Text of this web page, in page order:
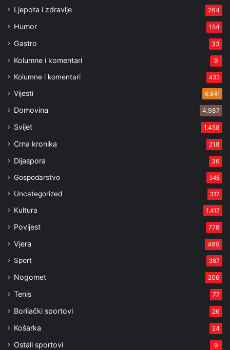
Ljepota i zdravlje 264
Humor 154
Gastro 33
Kolumne i komentari 9
Kolumne i komentari 433
Vijesti 6.841
Domovina 4.987
Svijet 1.458
Crna kronika 218
Dijaspora 36
Gospodarstvo 348
Uncategorized 317
Kultura 1.417
Povijest 778
Vjera 489
Sport 387
Nogomet 206
Tenis 77
Borilački sportovi 26
Košarka 24
Ostali sportovi 9